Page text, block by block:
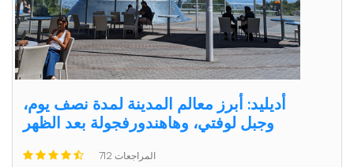
أديليد: أبرز معالم المدينة لمدة نصف يوم،
وجبل لوفتي، وهاهندورفجولة بعد الظهر
712 المراجعات